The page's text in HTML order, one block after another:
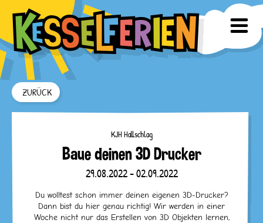
ZURÜCK
KJH Hallschlag
Baue deinen 3D Drucker
29.08.2022 - 02.09.2022
Du wolltest schon immer deinen eigenen 3D-Drucker?
Dann bist du hier genau richtig! Wir werden in einer
Woche nicht nur das Erstellen von 3D Objekten lernen,